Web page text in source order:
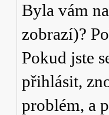
Byla vám
zobrazí)?
Pokud jste
přihlásit,
problém, a